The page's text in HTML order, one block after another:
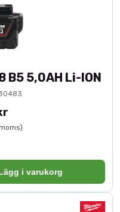
B5 5,0AH Li-ION
i varukorg